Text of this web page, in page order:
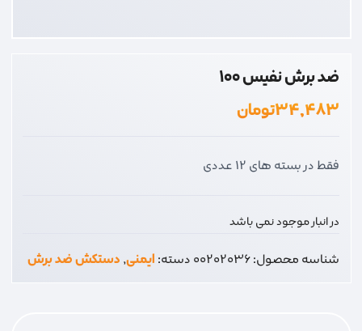
ضد برش نفیس 100
۳۴,۴۸۳تومان
فقط در بسته های 12 عددی
در انبار موجود نمی باشد
شناسه محصول:00202036دسته:ایمنی,دستکش ضد برش